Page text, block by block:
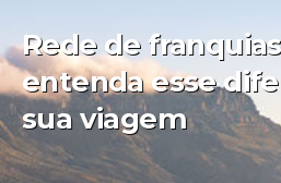
Rede de
entenda esse
sua viagem